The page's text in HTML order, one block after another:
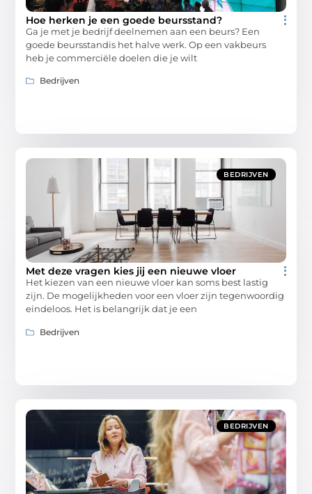
Hoe herken je een goede beursstand?
Ga je met je bedrijf deelnemen aan een beurs? Een
goede beursstandis het halve werk. Op een vakbeurs
heb je commerciële doelen die je wilt
Bedrijven
BEDRIJVEN
Met deze vragen kies jij een nieuwe vloer
Het kiezen van een nieuwe vloer kan soms best lastig
zijn. De mogelijkheden voor een vloer zijn tegenwoordig
eindeloos. Het is belangrijk dat je een
Bedrijven
BEDRIJVEN